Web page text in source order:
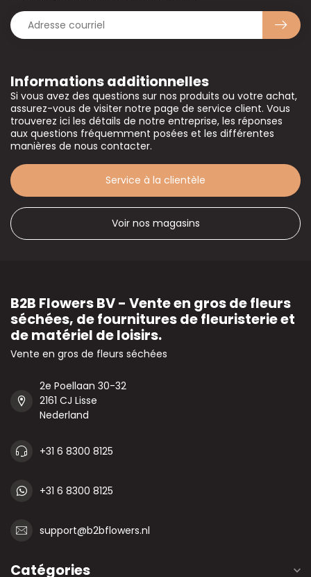
Informations additionnelles
Si vous avez des questions sur nos produits ou votre achat,
assurez-vous de visiter notre page de service client. Vous
trouverez ici les détails de notre entreprise, les réponses
aux questions fréquemment posées et les différentes
manières de nous contacter.
Service à la clientèle
Voir nos magasins
B2B Flowers BV - Vente en gros de fleurs
séchées, de fournitures de fleuristerie et
de matériel de loisirs.
Vente en gros de fleurs séchées
2e Poellaan 30-32
2161 CJ Lisse
Nederland
+31 6 8300 8125
+31 6 8300 8125
support@b2bflowers.nl
Catégories